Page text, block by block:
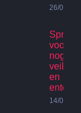
26/07/
voor
nog
veilig
en
14/07/